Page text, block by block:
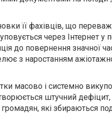
її фахівців, що
через Інтернет у
до повернення значної
з наростанням
масово і системно
штучний
які збираються